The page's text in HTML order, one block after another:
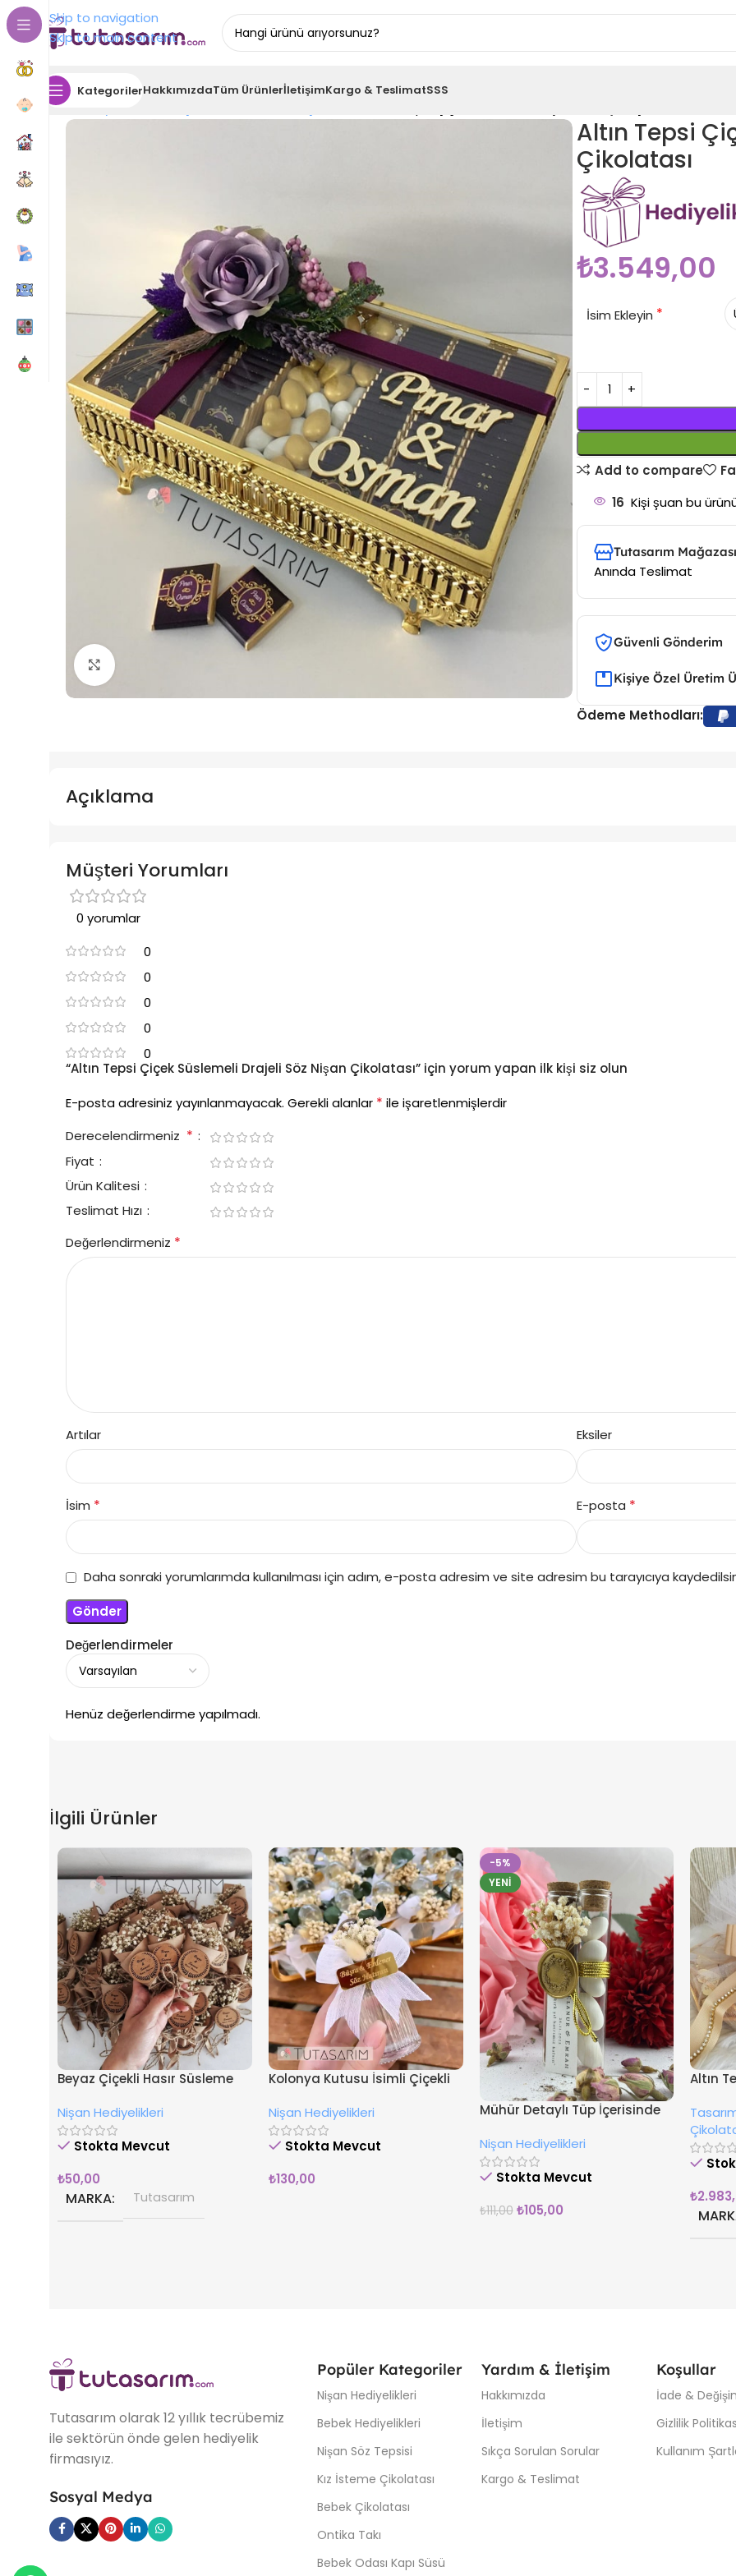
Skip to navigation
Skip to main content
KategorilerHakkımızdaTüm ÜrünlerİletişimKargo & TeslimatSSS
Ana Sayfa
Altın Tepsi
Çikolatası
₺3.549,00
İsim Ekleyin *
Add to compare
16 Kişi şuan bu
Tutasarım
Anında Teslimat
Güvenli Gönderim
Kişiye Özel Üretim
Ödeme Methodları:
Açıklama
Müşteri Yorumları
0 yorumlar
0
0
0
0
0
Değerlendirmeler
Henüz değerlendirme yapılmadı.
“Altın Tepsi Çiçek Süslemeli Drajeli Söz Nişan Çikolatası” için yorum yapan ilk kişi siz olun
E-posta adresiniz yayınlanmayacak. Gerekli alanlar * ile işaretlenmişlerdir
Derecelendirmeniz *
Fiyat
Ürün Kalitesi
Teslimat Hızı
Değerlendirmeniz *
Artılar Eksiler
İsim * E-posta *
Daha sonraki yorumlarımda kullanılması için adım, e-posta adresim ve site adresim bu tarayıcıya
İlgili Ürünler
Beyaz Çiçekli Hasır Süsleme
Nişan Hediyelikleri
Stokta Mevcut
₺50,00
MARKA Tutasarım
Kolonya Kutusu İsimli Çiçekli
Nişan Hediyelikleri
Stokta Mevcut
₺130,00
-5%
YENI
Mühür Detaylı Tüp İçerisinde
Nişan Hediyelikleri
Stokta Mevcut
₺111,00 ₺105,00
Altın
₺
Tutasarım olarak 12 yıllık tecrübemiz
ile sektörün önde gelen hediyelik
firmasıyız.
Sosyal Medya
Popüler Kategoriler
Nişan Hediyelikleri
Bebek Hediyelikleri
Nişan Söz Tepsisi
Kız İsteme Çikolatası
Bebek Çikolatası
Ontika Takı
Bebek Odası Kapı Süsü
Yardım & İletişim
Hakkımızda
İletişim
Sıkça Sorulan Sorular
Kargo & Teslimat
Koşullar
İade &
Gizlilik
Kullanım